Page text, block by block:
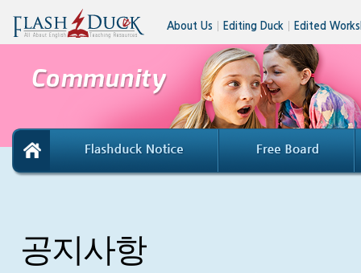
About Us Editing Duck Edited
공지사항